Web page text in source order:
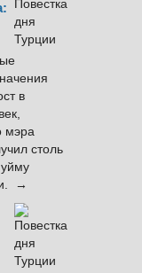
в
мэра
столь
→